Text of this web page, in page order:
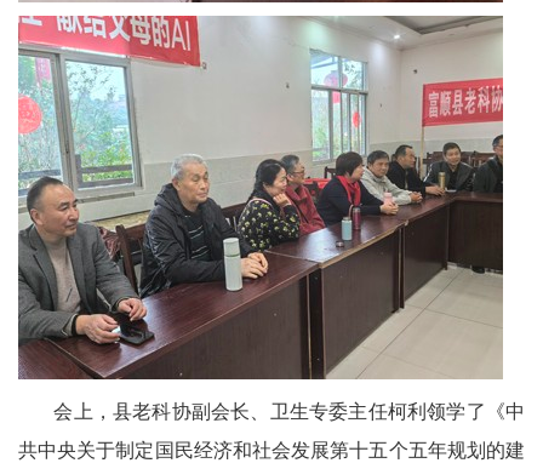
报
今
宜
宾
播
银
会上，县老科协副会长、卫生专委主任柯利领学了《中
共中央关于制定国民经济和社会发展第十五个五年规划的建